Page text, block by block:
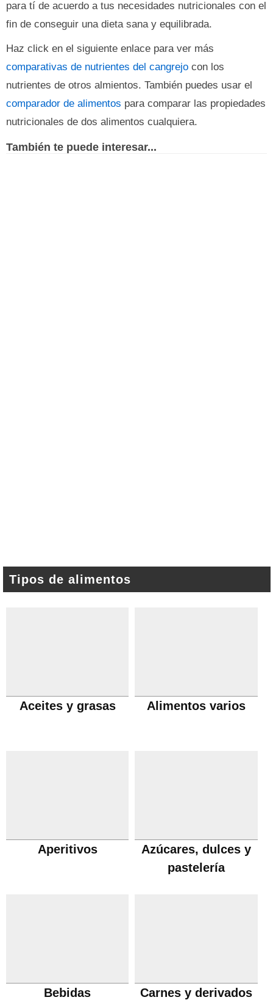
para tí de acuerdo a tus necesidades nutricionales con el
fin de conseguir una dieta sana y equilibrada.
Haz click en el siguiente enlace para ver más
comparativas de nutrientes del cangrejo con los
nutrientes de otros almientos. También puedes usar el
comparador de alimentos para comparar las propiedades
nutricionales de dos alimentos cualquiera.
También te puede interesar...
Tipos de alimentos
Aceites y grasas Alimentos varios
Aperitivos
Azúcares, dulces y
pastelería
Bebidas Carnes y derivados